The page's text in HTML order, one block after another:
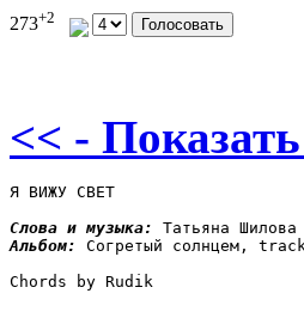
273+2
<< -
Я ВИЖУ СВЕТ
Слова и музыка:
Альбом: Согретый солнцем,
Chords by Rudik